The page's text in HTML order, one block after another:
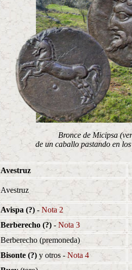
Bronce de Micipsa
de un caballo pastando en
Avestruz
Avestruz
Avispa (?)- Nota 2
Berberecho (?)- Nota 3
Berberecho (premoneda)
Bisonte (?)y otros -Nota 4